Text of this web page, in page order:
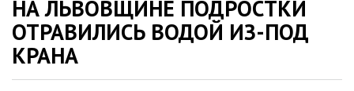
НА ЛЬВОВЩИНЕ ПОДРОСТКИ
ОТРАВИЛИСЬ ВОДОЙ ИЗ-ПОД
КРАНА